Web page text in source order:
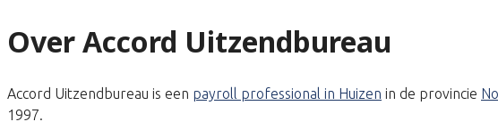
Over Accord Uitzendbureau
Accord Uitzendbureau is een payroll professional in Huizen in de provincie
1997.